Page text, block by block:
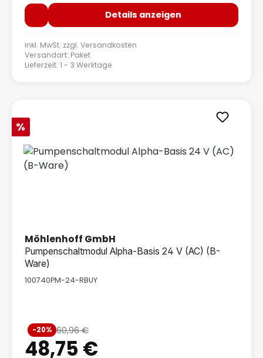
Details anzeigen
inkl. MwSt. zzgl. Versandkosten
Versandart: Paket
Lieferzeit: 1 - 3 Werktage
Rabatt
%
Möhlenhoff GmbH
Pumpenschaltmodul Alpha-Basis 24 V (AC) (B-
Ware)
100740PM-24-RBUY
Verkaufspreis:
48,75 €
Regulärer Preis:
60,96 €
-20%